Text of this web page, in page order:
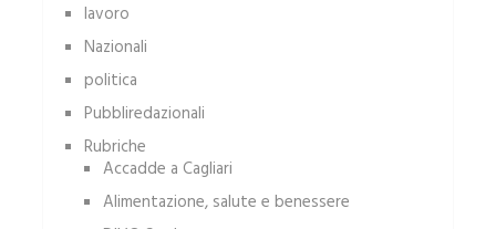
lavoro
Nazionali
politica
Pubbliredazionali
Rubriche
Accadde a Cagliari
Alimentazione, salute e benessere